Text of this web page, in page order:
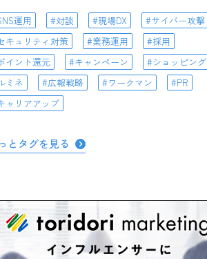
運用 対談 現場DX
サイバー攻撃
キュリティ対策
業務運用
採用
イント還元
キャンペーン
ショッピング
ミネ
広報戦略 ワークマン
PR
ャリアアップ
とタグを見る